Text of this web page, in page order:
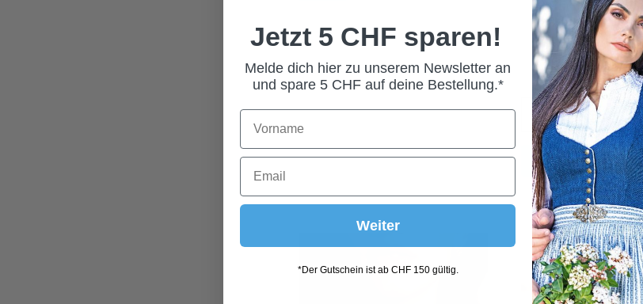
In den Warenkorb
Jetzt 5 CHF sparen!
Melde dich hier zu unserem Newsletter an
und spare 5 CHF auf deine Bestellung.*
Weiter
*Der Gutschein ist ab CHF 150 gültig.